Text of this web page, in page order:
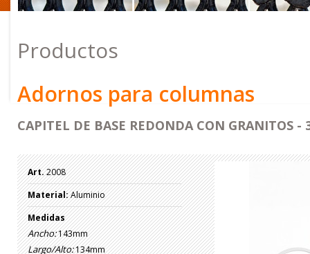
Productos
Adornos para columnas
CAPITEL DE BASE REDONDA CON GRANITOS -
Art.2008
Material:Aluminio
Medidas
Ancho:143mm
Largo/Alto:134mm